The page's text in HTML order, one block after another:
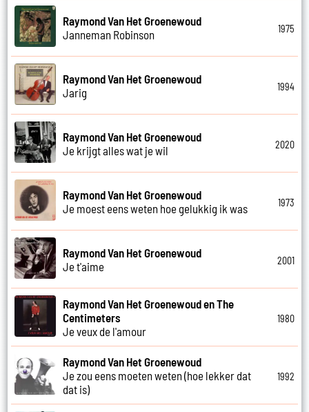
Raymond Van Het Groenewoud
Janneman Robinson
1975
Raymond Van Het Groenewoud
Jarig
1994
Raymond Van Het Groenewoud
Je krijgt alles wat je wil
2020
Raymond Van Het Groenewoud
Je moest eens weten hoe gelukkig ik was
1973
Raymond Van Het Groenewoud
Je t'aime
2001
Raymond Van Het Groenewoud en The
Centimeters
Je veux de l'amour
1980
Raymond Van Het Groenewoud
Je zou eens moeten weten (hoe lekker dat
dat is)
1992